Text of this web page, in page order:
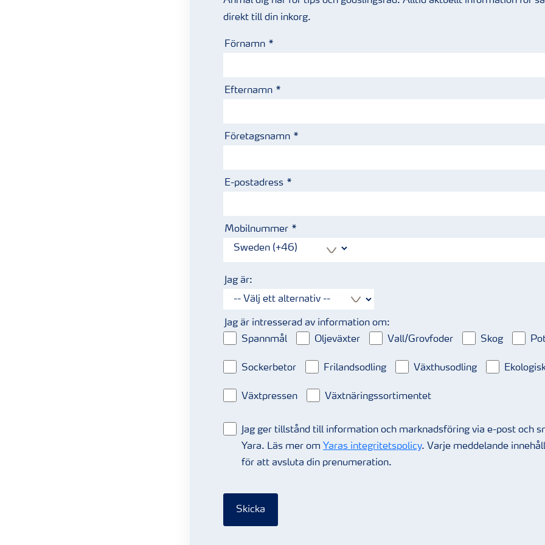
direkt till din inkorg.
Förnamn
Efternamn
Företagsnamn
E-postadress
Mobilnummer
Jag är:
Jag är intresserad av information om:
Spannmål
Oljeväxter Vall/Grovfoder Skog
Sockerbetor Frilandsodling Växthusodling
Växtpressen Växtnäringssortimentet
Jag ger tillstånd till information och marknadsföring via e-post och
Yara. Läs mer om Yaras integritetspolicy. Varje meddelande
för att avsluta din prenumeration.
Skicka